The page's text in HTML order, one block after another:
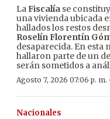
LaFiscalía se
una vivienda ubicada
hallados los restos
Roselín Florentín
desaparecida. En esta
hallaron parte de un
serán sometidos a
Agosto 7, 2026 07:06 p. m. ·
Nacionales